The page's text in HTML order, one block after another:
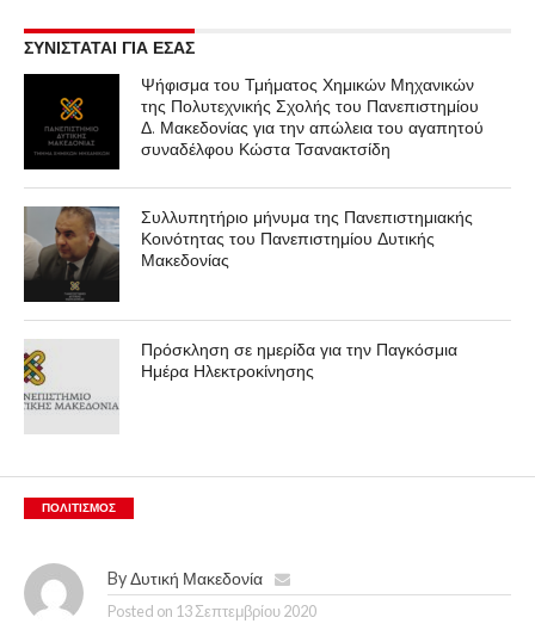
ΣΥΝΙΣΤΑΤΑΙ ΓΙΑ ΕΣΑΣ
Ψήφισμα του Τμήματος Χημικών Μηχανικών
της Πολυτεχνικής Σχολής του Πανεπιστημίου
Δ. Μακεδονίας για την απώλεια του αγαπητού
συναδέλφου Κώστα Τσανακτσίδη
Συλλυπητήριο μήνυμα της Πανεπιστημιακής
Κοινότητας του Πανεπιστημίου Δυτικής
Μακεδονίας
Πρόσκληση σε ημερίδα για την Παγκόσμια
Ημέρα Ηλεκτροκίνησης
ΠΟΛΙΤΙΣΜΌΣ
By Δυτική Μακεδονία
Posted on 13 Σεπτεμβρίου 2020